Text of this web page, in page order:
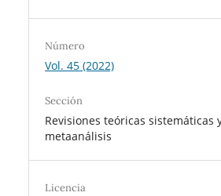
Número
Vol. 45 (2022)
Sección
Revisiones teóricas sistemáticas
metaanálisis
Licencia